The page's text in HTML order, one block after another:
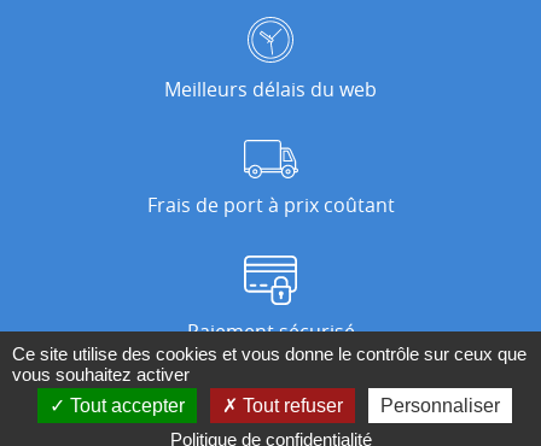
Meilleurs délais du web
Frais de port à prix coûtant
Paiement sécurisé
Nos magasins
Ce site utilise des cookies et vous donne le contrôle sur ceux que
vous souhaitez activer
Tout accepter
Tout refuser
Personnaliser
Politique de confidentialité